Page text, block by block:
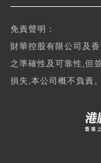
免責聲明：
財華控股有限公司及
之準確性及可靠性,但
損失,本公司概不負責。